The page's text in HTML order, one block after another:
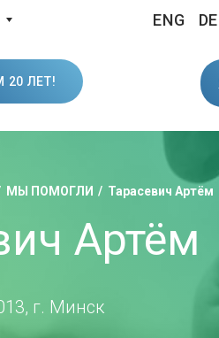
ENG
20 ЛЕТ!
МЫ ПОМОГЛИ Тарасевич Артём
Артём
г. Минск